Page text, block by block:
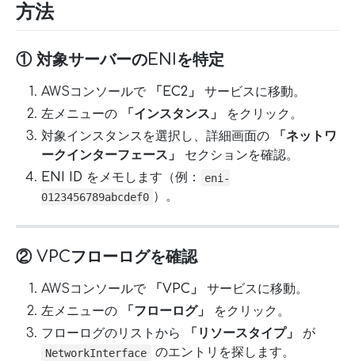
方法
① 対象サーバーのENIを特定
AWSコンソールで 「EC2」
サービスに移動。
左メニューの
「インスタンス」
をクリック。
対象インスタンスを選択し、詳細画面の
「ネットワ
ークインターフェース」
セクションを確認。
ENI ID をメモします（例：
eni-
0123456789abcdef0 ）。
② VPCフローログを確認
AWSコンソールで 「VPC」
サービスに移動。
左メニューの
「フローログ」
をクリック。
フローログのリストから
「リソースタイプ」 が
NetworkInterface
のエントリを探します。